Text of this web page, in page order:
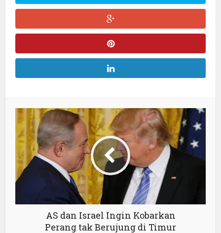
AS dan Israel Ingin Kobarkan
Perang tak Berujung di Timur